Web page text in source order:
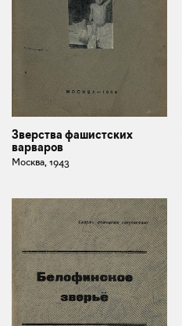
Зверства фашистских
варваров
Москва, 1943